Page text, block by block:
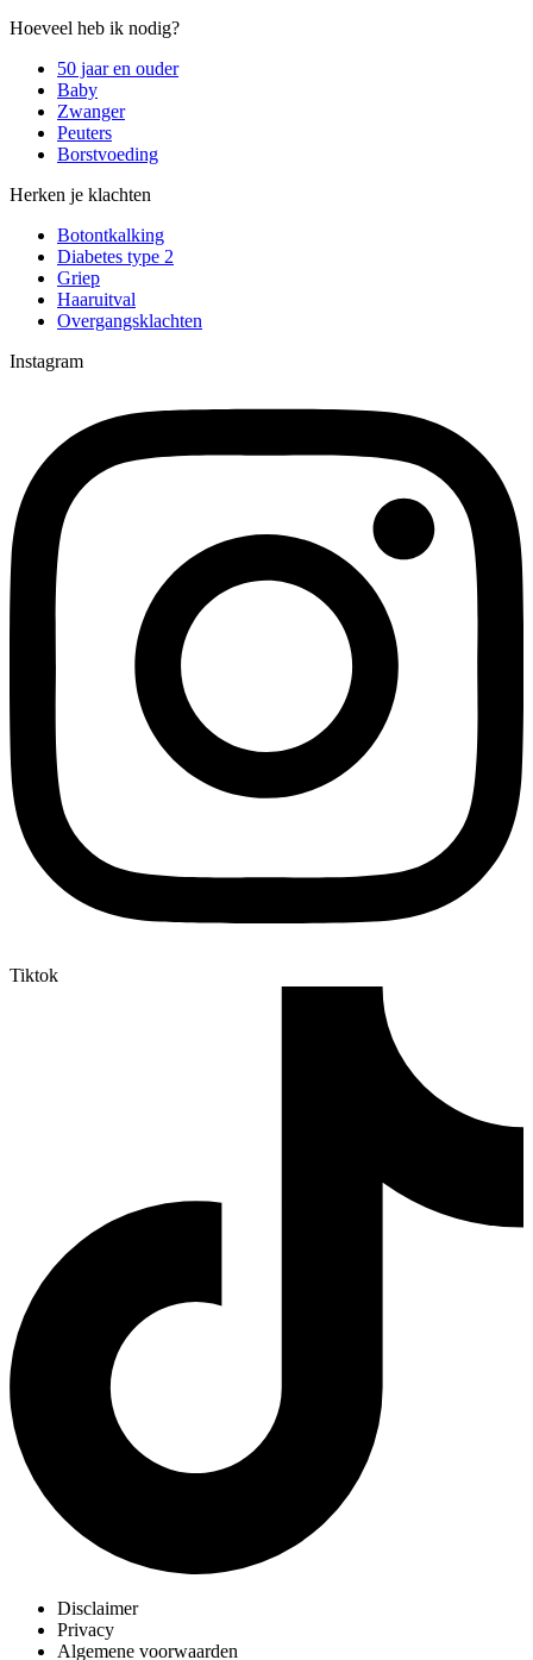
Hoeveel heb ik nodig?
50 jaar en ouder
Baby
Zwanger
Peuters
Borstvoeding
Herken je klachten
Botontkalking
Diabetes type 2
Griep
Haaruitval
Overgangsklachten
Instagram
Tiktok
Disclaimer
Privacy
Algemene voorwaarden